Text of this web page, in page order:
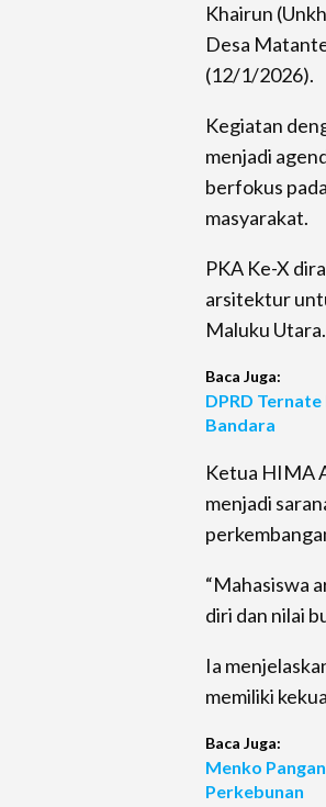
Khairun
Desa
(12/1/2026).
Kegiatan
menjadi
berfokus
masyarakat.
PKA Ke-X
arsitektur
Maluku Utara.
Baca Juga:
DPRD
Bandara
Ketua HIMA
menjadi
“Mahasiswa
diri dan nilai
Ia
memiliki
Baca Juga:
Menko
Perkebunan